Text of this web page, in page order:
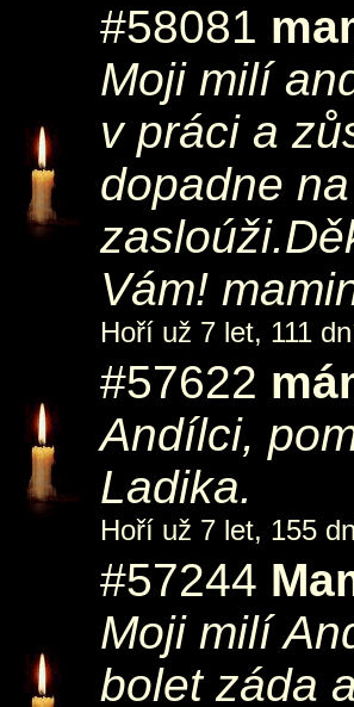
#58081
Moji milí
v práci a
dopadne
Vám!
Hoří už 7 let, 111
#57622
Andílci,
Ladika.
Hoří už 7 let, 155
#57244
Moji milí
bolet záda